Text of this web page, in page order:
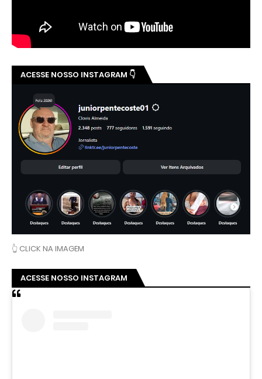
ACESSE NOSSO INSTAGRAM 👇
👆 CLICK NA IMAGEM
ACESSE NOSSO INSTAGRAM